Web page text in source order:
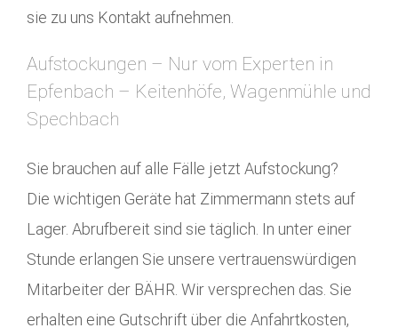
sie zu uns Kontakt aufnehmen.
Aufstockungen – Nur vom Experten in
Epfenbach – Keitenhöfe, Wagenmühle und
Spechbach
Sie brauchen auf alle Fälle jetzt Aufstockung?
Die wichtigen Geräte hat Zimmermann stets auf
Lager. Abrufbereit sind sie täglich. In unter einer
Stunde erlangen Sie unsere vertrauenswürdigen
Mitarbeiter der BÄHR. Wir versprechen das. Sie
erhalten eine Gutschrift über die Anfahrtkosten,